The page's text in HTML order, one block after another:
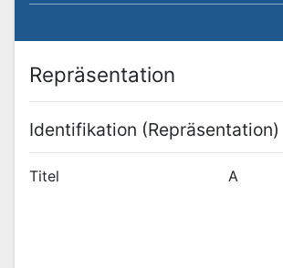
Repräsentation
Identifikation (Repräsentation)
Titel A